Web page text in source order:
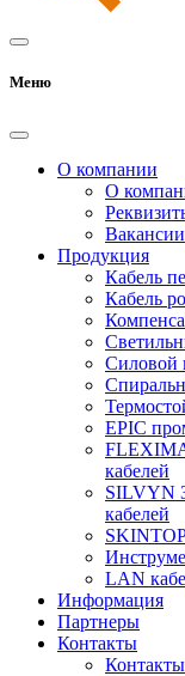
Меню
О компании
О
Вакансии
Продукция
Кабель
Кабель
Силовой
EPIC
кабелей
SILVYN
кабелей
LAN
Информация
Партнеры
Контакты
Контакты